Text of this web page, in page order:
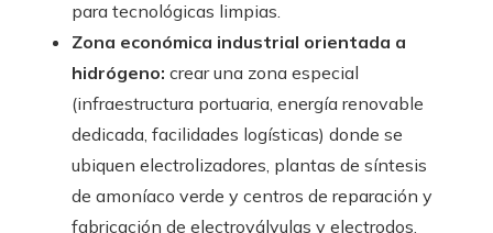
para tecnológicas limpias.
Zona económica industrial orientada a
hidrógeno: crear una zona especial
(infraestructura portuaria, energía renovable
dedicada, facilidades logísticas) donde se
ubiquen electrolizadores, plantas de síntesis
de amoníaco verde y centros de reparación y
fabricación de electroválvulas y electrodos.